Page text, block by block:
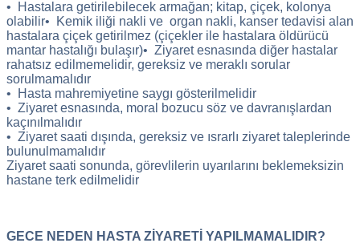
• Hastalara getirilebilecek armağan; kitap, çiçek, kolonya
olabilir• Kemik iliği nakli ve organ nakli, kanser tedavisi alan
hastalara çiçek getirilmez (çiçekler ile hastalara öldürücü
mantar hastalığı bulaşır)• Ziyaret esnasında diğer hastalar
rahatsız edilmemelidir, gereksiz ve meraklı sorular
sorulmamalıdır
• Hasta mahremiyetine saygı gösterilmelidir
• Ziyaret esnasında, moral bozucu söz ve davranışlardan
kaçınılmalıdır
• Ziyaret saati dışında, gereksiz ve ısrarlı ziyaret taleplerinde
bulunulmamalıdır
Ziyaret saati sonunda, görevlilerin uyarılarını beklemeksizin
hastane terk edilmelidir
GECE NEDEN HASTA ZİYARETİ YAPILMAMALIDIR?